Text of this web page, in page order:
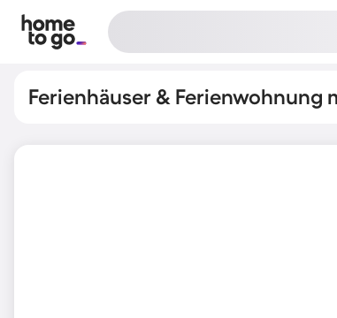
Ferienhäuser & Ferienwohnung